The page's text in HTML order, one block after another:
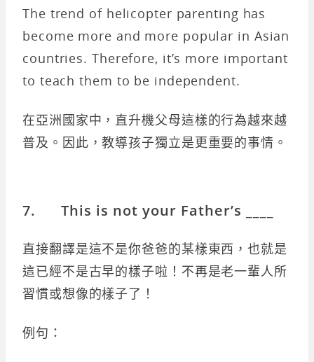
The trend of helicopter parenting has
become more and more popular in Asian
countries. Therefore, it’s more important
to teach them to be independent.
在亞洲國家中，直升機父母這樣的行為越來越
普及。因此，教導孩子獨立是更重要的事情。
7. This is not your Father’s ____
直接翻譯是這不是你爸爸的某樣東西，也就是
這已經不是古早的樣子啦！不再是老一輩人所
習慣或想像的樣子了！
例句：